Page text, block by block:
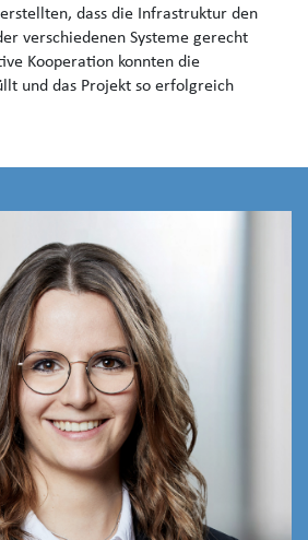
dass die Infrastruktur den
verschiedenen Systeme gerecht
Kooperation konnten die
und das Projekt so erfolgreich